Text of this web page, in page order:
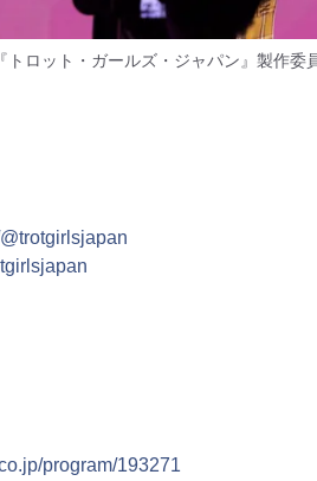
ロット・ガールズ・ジャパン』製作委
program/193271